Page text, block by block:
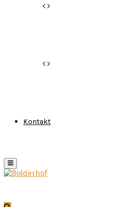
Kontakt
Primary
Menu